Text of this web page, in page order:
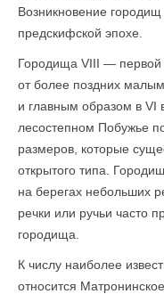
Возникновение
предскифской эпохе.
Городища VIII — первой
от более поздних
и главным образом в
лесостепном Побужье
размеров, которые
открытого типа.
на берегах небольших
речки или ручьи часто
городища.
К числу наиболее
относится